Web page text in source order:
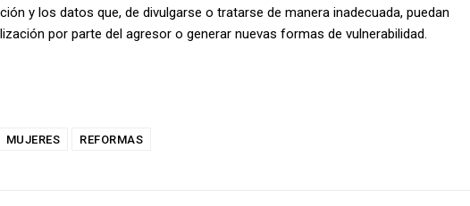
y los datos que, de divulgarse o tratarse de manera inadecuada, puedan
por parte del agresor o generar nuevas formas de vulnerabilidad.
m
MUJERES REFORMAS